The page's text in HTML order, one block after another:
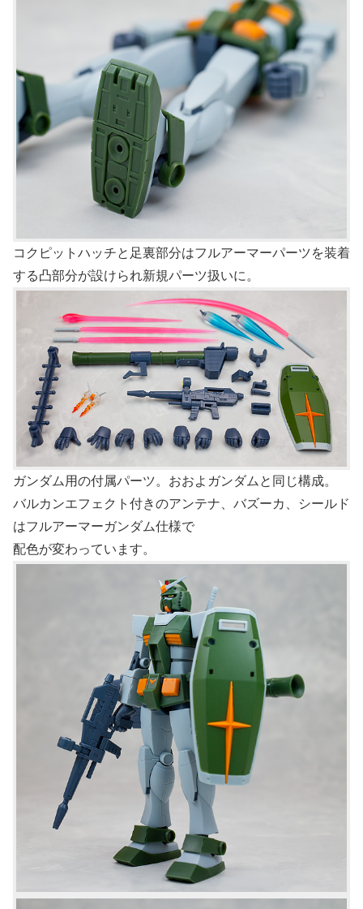
コクピットハッチと足裏部分はフルアーマーパーツを装着
する凸部分が設けられ新規パーツ扱いに。
ガンダム用の付属パーツ。おおよガンダムと同じ構成。
バルカンエフェクト付きのアンテナ、バズーカ、シールド
はフルアーマーガンダム仕様で
配色が変わっています。